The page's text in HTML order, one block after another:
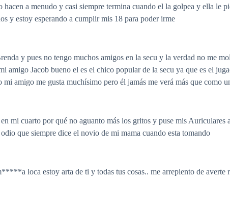
hacen a menudo y casi siempre termina cuando el la golpea y ella le
y estoy esperando a cumplir mis 18 para poder irme
y pues no tengo muchos amigos en la secu y la verdad no me
amigo Jacob bueno el es el chico popular de la secu ya que es el
mi amigo me gusta muchísimo pero él jamás me verá más que como
mi cuarto por qué no aguanto más los gritos y puse mis
que siempre dice el novio de mi mama cuando esta tomando
loca estoy arta de ti y todas tus cosas.. me arrepiento de